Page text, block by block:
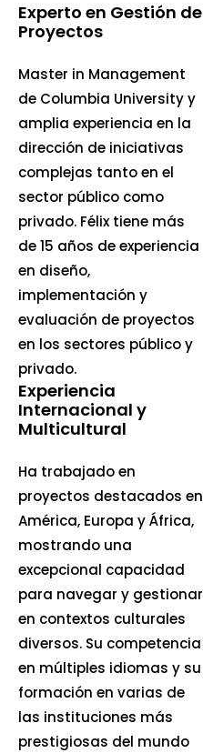
Experto en Gestión de
Proyectos
Master in Management
de Columbia University y
amplia experiencia en la
dirección de iniciativas
complejas tanto en el
sector público como
privado. Félix tiene más
de 15 años de experiencia
en diseño,
implementación y
evaluación de proyectos
en los sectores público y
privado.
Experiencia
Internacional y
Multicultural
Ha trabajado en
proyectos destacados en
América, Europa y África,
mostrando una
excepcional capacidad
para navegar y gestionar
en contextos culturales
diversos. Su competencia
en múltiples idiomas y su
formación en varias de
las instituciones más
prestigiosas del mundo